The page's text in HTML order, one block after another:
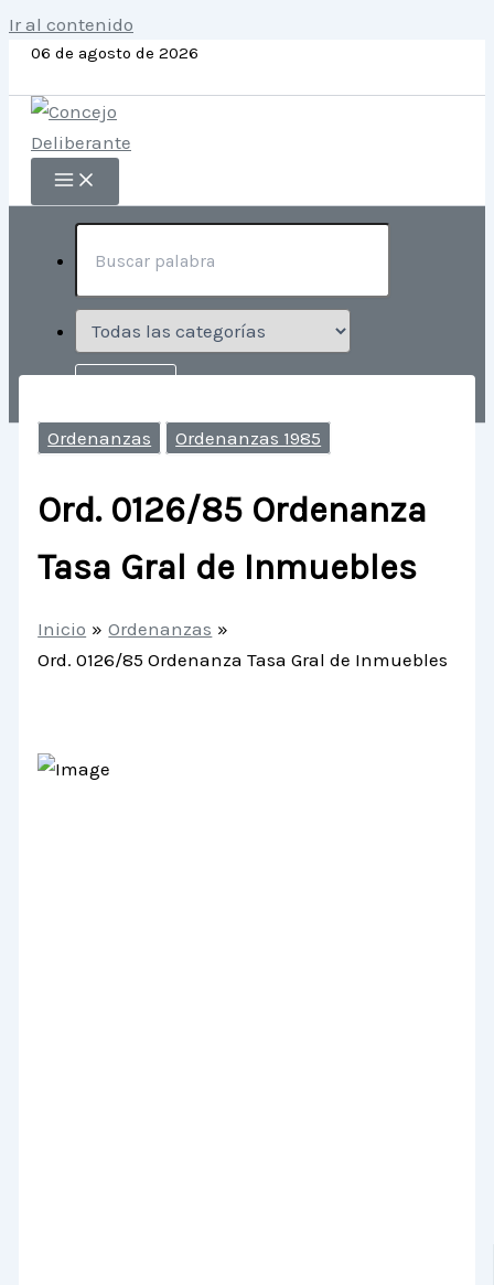
Ir al contenido
06 de agosto de 2026
Ordenanzas Ordenanzas 1985
Ord. 0126/85 Ordenanza
Tasa Gral de Inmuebles
Inicio
Ordenanzas
Ord. 0126/85 Ordenanza Tasa Gral de Inmuebles